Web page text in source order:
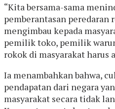
“Kita bersama-sama
pemberantasan peredaran
mengimbau kepada
pemilik toko, pemilik
rokok di masyarakat harus
Ia menambahkan bahwa,
pendapatan dari negara
masyarakat secara tidak